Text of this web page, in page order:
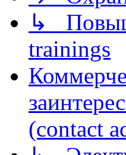
↳
trainings
(contact